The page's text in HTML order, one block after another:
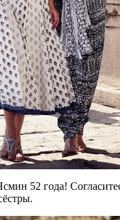
52 года!